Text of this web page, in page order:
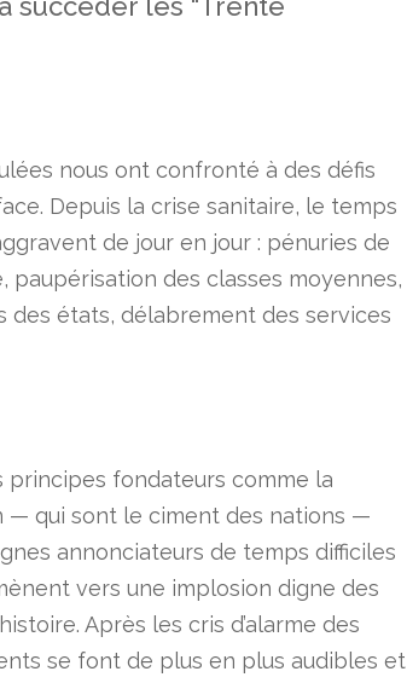
nous ont confronté à des défis
Depuis la crise sanitaire, le temps
de jour en jour : pénuries de
des classes moyennes,
des états, délabrement des services
principes fondateurs comme la
— qui sont le ciment des nations —
annonciateurs de temps difficiles
vers une implosion digne des
Après les cris d’alarme des
se font de plus en plus audibles et